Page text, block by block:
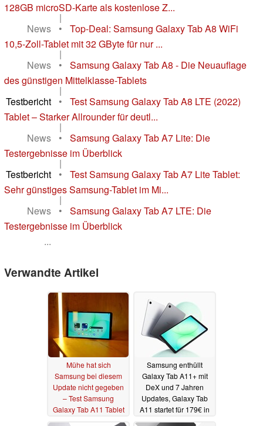
128GB microSD-Karte als kostenlose Z...
|
News
•
Top-Deal: Samsung Galaxy Tab A8 WiFi
10,5-Zoll-Tablet mit 32 GByte für nur ...
|
News
•
Samsung Galaxy Tab A8 - Die Neuauflage
des günstigen Mittelklasse-Tablets
|
Testbericht
•
Test Samsung Galaxy Tab A8 LTE (2022)
Tablet – Starker Allrounder für deutl...
|
News
•
Samsung Galaxy Tab A7 Lite: Die
Testergebnisse im Überblick
|
Testbericht
•
Test Samsung Galaxy Tab A7 Lite Tablet:
Sehr günstiges Samsung-Tablet im Mi...
|
News
•
Samsung Galaxy Tab A7 LTE: Die
Testergebnisse im Überblick
...
Verwandte Artikel
Mühe hat sich
Samsung bei diesem
Update nicht gegeben
– Test Samsung
Galaxy Tab A11 Tablet
Samsung enthüllt
Galaxy Tab A11+ mit
DeX und 7 Jahren
Updates, Galaxy Tab
A11 startet für 179€ in
Deutschland30.09.2025